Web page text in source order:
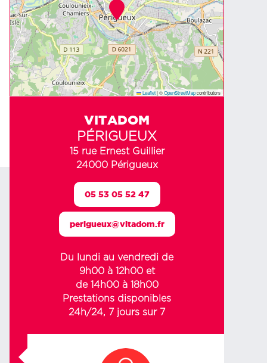
Leaflet|©OpenStreetMapcontributors
VITADOM
PÉRIGUEUX
15 rue Ernest Guillier
24000 Périgueux
05 53 05 52 47
perigueux@vitadom.fr
Du lundi au vendredi de
9h00 à 12h00 et
de 14h00 à 18h00
Prestations disponibles
24h/24, 7 jours sur 7